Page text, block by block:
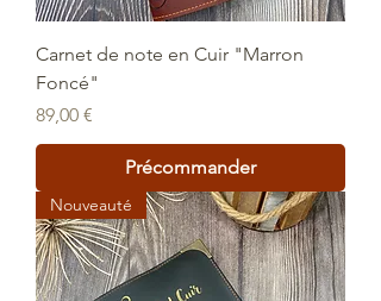
Carnet de note en Cuir "Marron
Foncé"
Prix
89,00 €
Précommander
Nouveauté